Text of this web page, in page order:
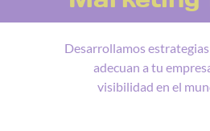
Desarrollamos
adecuan a tu
visibilidad en el